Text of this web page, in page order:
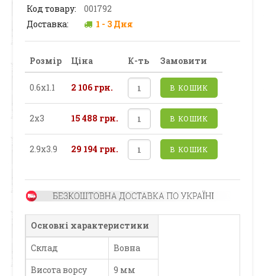
Код товару:
001792
Доставка:
1 - 3 Дня
Розмір Ціна К-ть Замовити
0.6х1.1 2 106 грн. В КОШИК
2х3 15 488 грн. В КОШИК
2.9х3.9 29 194 грн. В КОШИК
Основні характеристики
Склад
Вовна
Висота ворсу
9 мм